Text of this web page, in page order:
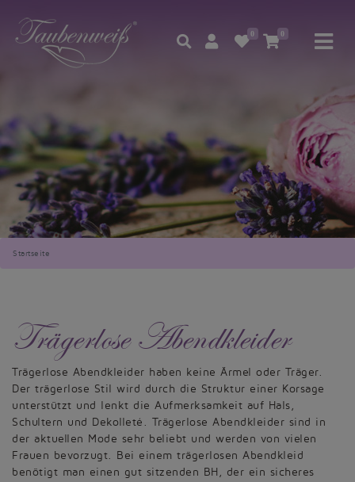
0 0
Startseite
Trägerlose Abendkleider
Trägerlose Abendkleider haben keine Ärmel oder Träger.
Der trägerlose Stil wird durch die Struktur einer Korsage
unterstützt und lenkt die Aufmerksamkeit auf Hals,
Schultern und Dekolleté. Trägerlose Abendkleider sind in
der aktuellen Mode sehr beliebt und werden von vielen
Frauen bevorzugt. Bei einem trägerlosen Abendkleid
benötigt man einen gut sitzenden BH, der ein sicheres